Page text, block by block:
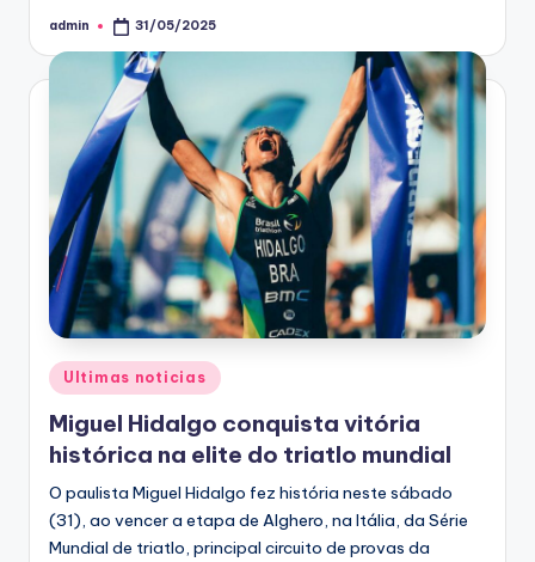
Posted
admin 31/05/2025
Posted
in
Ultimas noticias
Miguel Hidalgo conquista vitória
histórica na elite do triatlo mundial
O paulista Miguel Hidalgo fez história neste sábado
(31), ao vencer a etapa de Alghero, na Itália, da Série
Mundial de triatlo, principal circuito de provas da